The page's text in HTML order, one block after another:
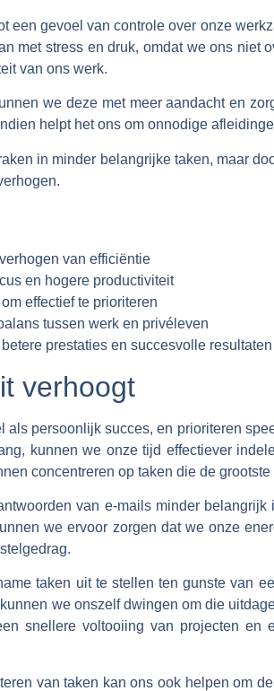
een gevoel van controle over onze
met stress en druk, omdat we ons niet
van ons werk.
we deze met meer aandacht en
helpt het ons om onnodige
in minder belangrijke taken, maar
van efficiëntie
en hogere productiviteit
effectief te prioriteren
tussen werk en privéleven
prestaties en succesvolle resultaten
verhoogt
persoonlijk succes, en prioriteren
kunnen we onze tijd effectiever
concentreren op taken die de
van e-mails minder
we ervoor zorgen dat we onze
taken uit te stellen ten gunste van
we onszelf dwingen om die
snellere voltooiing van projecten en
van taken kan ons ook helpen om